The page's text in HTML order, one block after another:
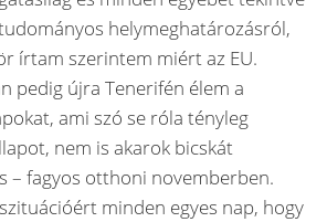
helymeghatározásról,
írtam szerintem miért az EU.
pedig újra Tenerifén élem a
ami szó se róla tényleg
nem is akarok bicskát
– fagyos otthoni novemberben.
minden egyes nap, hogy